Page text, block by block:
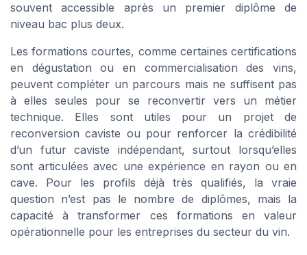
souvent accessible après un premier diplôme de
niveau bac plus deux.
Les formations courtes, comme certaines certifications
en dégustation ou en commercialisation des vins,
peuvent compléter un parcours mais ne suffisent pas
à elles seules pour se reconvertir vers un métier
technique. Elles sont utiles pour un projet de
reconversion caviste ou pour renforcer la crédibilité
d’un futur caviste indépendant, surtout lorsqu’elles
sont articulées avec une expérience en rayon ou en
cave. Pour les profils déjà très qualifiés, la vraie
question n’est pas le nombre de diplômes, mais la
capacité à transformer ces formations en valeur
opérationnelle pour les entreprises du secteur du vin.